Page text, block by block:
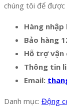
chúng tôi để
Hàng nhập
Bảo hàng
Hỗ trợ vận
Thông tin
Email:
Danh mục: Động